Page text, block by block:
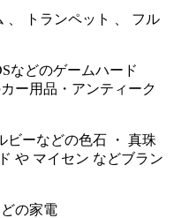
、 トランペット 、 フル
などのゲームハード
ー用品・アンティーク
ビーなどの色石 ・ 真珠
や マイセン などブラン
の家電